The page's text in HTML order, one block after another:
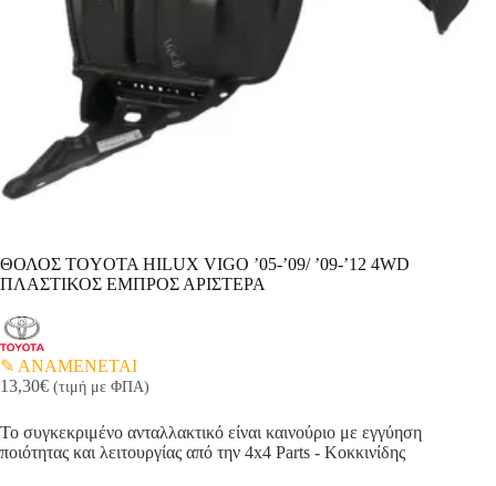
ΘΟΛΟΣ TOYOTA HILUX VIGO ’05-’09/ ’09-’12 4WD
ΠΛΑΣΤΙΚΟΣ ΕΜΠΡΟΣ ΑΡΙΣΤΕΡΑ
ΑΝΑΜΕΝΕΤΑΙ
13,30€ (τιμή με ΦΠΑ)
Το συγκεκριμένο ανταλλακτικό είναι καινούριο με εγγύηση
ποιότητας και λειτουργίας από την 4x4 Parts - Κοκκινίδης